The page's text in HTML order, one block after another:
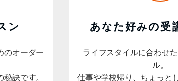
ン
のオーダー
訣です。
あなた好みの受
ライフスタイルに合わせ
ル。
仕事や学校帰り、ちょっと